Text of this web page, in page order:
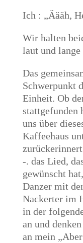
Ich : „Äääh,
Wir halten
laut und lange
Das
Schwerpunkt
Einheit. Ob
stattgefunden
uns über
Kaffeehaus
-. das Lied,
gewünscht
Danzer mit
Nackerter im
in der
an und
an mein